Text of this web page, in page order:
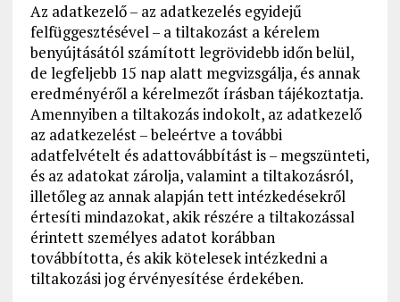
Az adatkezelő – az adatkezelés egyidejű
felfüggesztésével – a tiltakozást a kérelem
benyújtásától számított legrövidebb időn belül,
de legfeljebb 15 nap alatt megvizsgálja, és annak
eredményéről a kérelmezőt írásban tájékoztatja.
Amennyiben a tiltakozás indokolt, az adatkezelő
az adatkezelést – beleértve a további
adatfelvételt és adattovábbítást is – megszünteti,
és az adatokat zárolja, valamint a tiltakozásról,
illetőleg az annak alapján tett intézkedésekről
értesíti mindazokat, akik részére a tiltakozással
érintett személyes adatot korábban
továbbította, és akik kötelesek intézkedni a
tiltakozási jog érvényesítése érdekében.